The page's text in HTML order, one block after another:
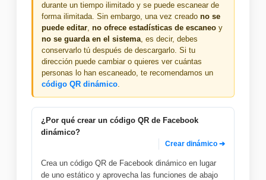
durante un tiempo ilimitado y se puede escanear de
forma ilimitada. Sin embargo, una vez creado no se
puede editar, no ofrece estadísticas de escaneo y
no se guarda en el sistema, es decir, debes
conservarlo tú después de descargarlo. Si tu
dirección puede cambiar o quieres ver cuántas
personas lo han escaneado, te recomendamos un
código QR dinámico.
¿Por qué crear un código QR de Facebook
dinámico?
Crear dinámico ➔
Crea un código QR de Facebook dinámico en lugar
de uno estático y aprovecha las funciones de abajo